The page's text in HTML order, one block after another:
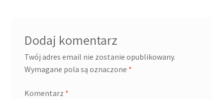
Dodaj komentarz
Twój adres email nie zostanie opublikowany.
Wymagane pola są oznaczone *
Komentarz *